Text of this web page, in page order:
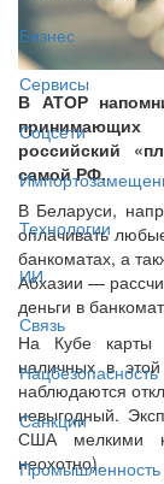
Бизнес
Сервисы
Соцсети
Технологии
ИИ
Связь
Нацбезопасность
Санкции
Промышленность
В АТОР
российский
самой РФ.
В Беларуси,
оплачивать
банкоматах, а
Абхазии —
деньги в
На Кубе карты
наличных в
наблюдаются
невыгодный.
США мелкими
неохотно).